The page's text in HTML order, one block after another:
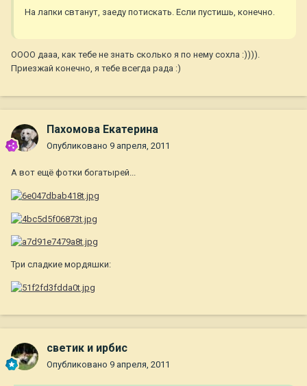
На лапки свтанут, заеду потискать. Если пустишь, конечно.
ОООО дааа, как тебе не знать сколько я по нему сохла :)))).
Приезжай конечно, я тебе всегда рада :)
Пахомова Екатерина
Опубликовано 9 апреля, 2011
А вот ещё фотки богатырей...
Три сладкие мордяшки:
светик и ирбис
Опубликовано 9 апреля, 2011